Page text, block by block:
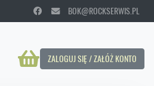
BOK@ROCKSERWIS.PL
ZALOGUJ SIĘ / ZAŁÓŻ KONTO